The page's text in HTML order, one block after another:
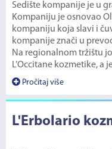
Sedište kompanije je u
Kompaniju je osnovao
kompaniju koja slavi i
kompanije znači u
Na regionalnom tržištu
L’Occitane kozmetike, a
Pročitaj više
L'Erbolario